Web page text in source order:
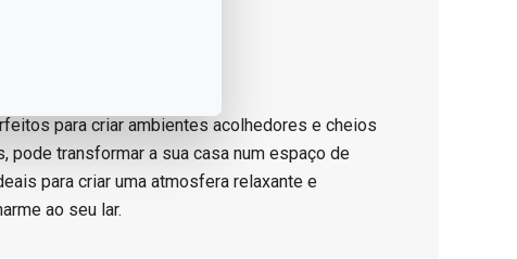
para criar ambientes acolhedores e cheios
pode transformar a sua casa num espaço de
para criar uma atmosfera relaxante e
ao seu lar.